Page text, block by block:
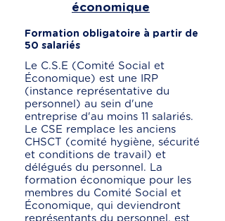
économique
Formation obligatoire à partir de
50 salariés
Le C.S.E (Comité Social et
Économique) est une IRP
(instance représentative du
personnel) au sein d'une
entreprise d'au moins 11 salariés.
Le CSE remplace les anciens
CHSCT (comité hygiène, sécurité
et conditions de travail) et
délégués du personnel. La
formation économique pour les
membres du Comité Social et
Économique, qui deviendront
représentants du personnel, est